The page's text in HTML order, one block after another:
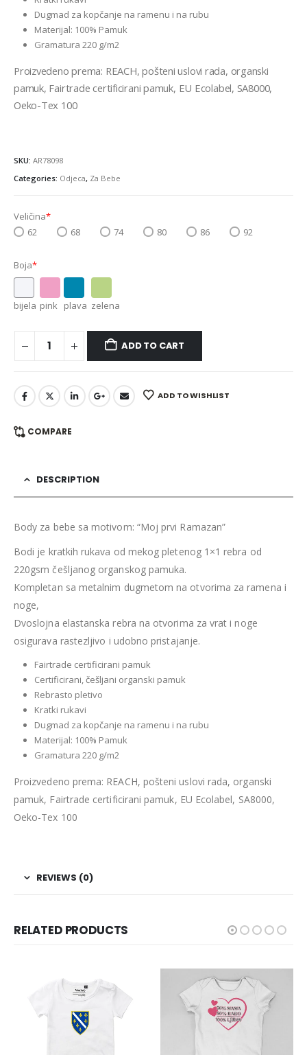
Dugmad za kopčanje na ramenu i na rubu
Materijal: 100% Pamuk
Gramatura 220 g/m2
Proizvedeno prema: REACH, pošteni uslovi rada, organski
pamuk, Fairtrade certificirani pamuk, EU Ecolabel, SA8000,
Oeko-Tex 100
SKU: AR78098
Categories: Odjeca, Za Bebe
Veličina*
62
68 74 80 86 92
Boja*
bijela pink plava zelena
ADD TO CART
ADD TO WISHLIST
COMPARE
DESCRIPTION
Body za bebe sa motivom: “Moj prvi Ramazan”
Bodi je kratkih rukava od mekog pletenog 1×1 rebra od
220gsm češljanog organskog pamuka.
Kompletan sa metalnim dugmetom na otvorima za ramena i
noge,
Dvoslojna elastanska rebra na otvorima za vrat i noge
osigurava rastezljivo i udobno pristajanje.
Fairtrade certificirani pamuk
Certificirani, češljani organski pamuk
Rebrasto pletivo
Kratki rukavi
Dugmad za kopčanje na ramenu i na rubu
Materijal: 100% Pamuk
Gramatura 220 g/m2
Proizvedeno prema: REACH, pošteni uslovi rada, organski
pamuk, Fairtrade certificirani pamuk, EU Ecolabel, SA8000,
Oeko-Tex 100
REVIEWS (0)
RELATED PRODUCTS